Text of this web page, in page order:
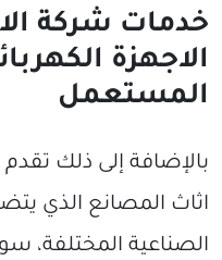
خدمات شركة
الاجهزة
المستعمل
بالإضافة إلى ذلك تقدم
اثاث المصانع الذي
الصناعية المختلفة،